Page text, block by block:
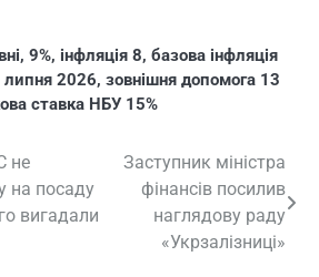
, 9%, інфляція 8, базова інфляція
липня 2026, зовнішня допомога 13
ставка НБУ 15%
не
на посаду
вигадали
Заступник міністра
фінансів посилив
наглядову раду
«Укрзалізниці»